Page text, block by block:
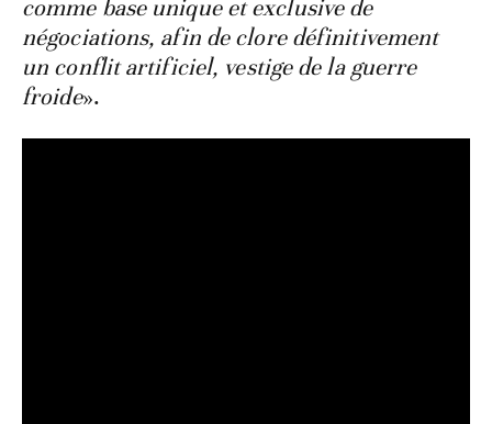
comme base unique et exclusive de
négociations, afin de clore définitivement
un conflit artificiel, vestige de la guerre
froide».